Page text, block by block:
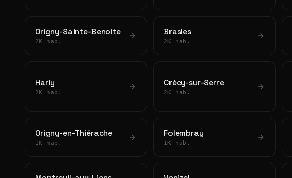
Origny-Sainte-Benoite
2K hab.
Brasles
2K hab.
Harly
2K hab.
Crécy-sur-Serre
2K hab.
Origny-en-Thiérache
1K hab.
Folembray
1K hab.